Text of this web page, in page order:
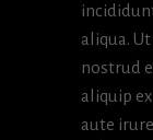
aliqua.
nostrud
aliquip
aute